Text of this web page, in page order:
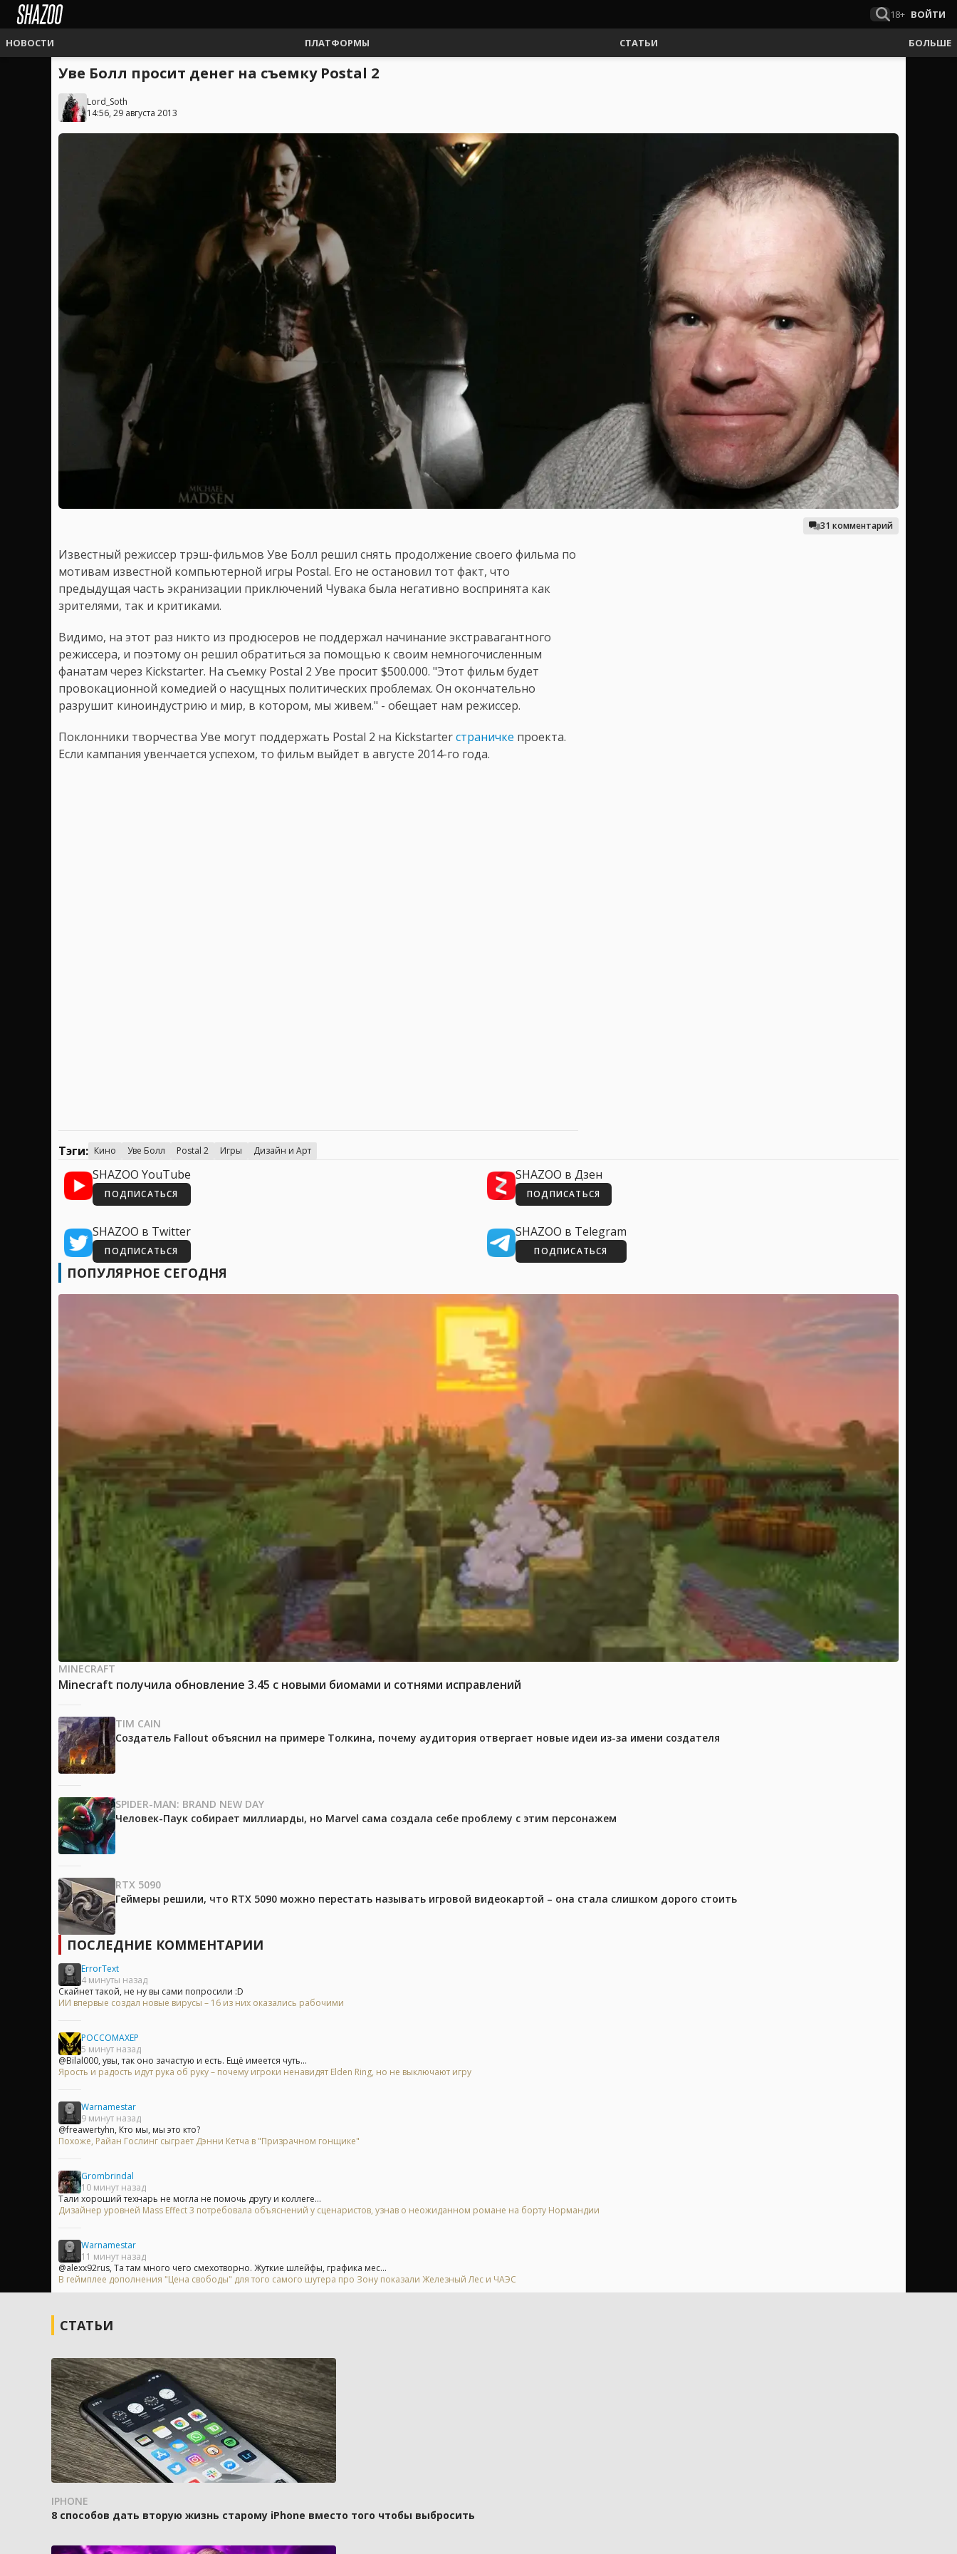
18+ ВОЙТИ
НОВОСТИ ПЛАТФОРМЫ СТАТЬИ БОЛЬШЕ
Уве Болл просит денег на съемку Postal 2
Lord_Soth
14:56, 29 августа 2013
31 комментарий
Известный режиссер трэш-фильмов Уве Болл решил снять продолжение своего фильма по
мотивам известной компьютерной игры Postal. Его не остановил тот факт, что
предыдущая часть экранизации приключений Чувака была негативно воспринята как
зрителями, так и критиками.
Видимо, на этот раз никто из продюсеров не поддержал начинание экстравагантного
режиссера, и поэтому он решил обратиться за помощью к своим немногочисленным
фанатам через Kickstarter. На съемку Postal 2 Уве просит $500.000. "Этот фильм будет
провокационной комедией о насущных политических проблемах. Он окончательно
разрушит киноиндустрию и мир, в котором, мы живем." - обещает нам режиссер.
Поклонники творчества Уве могут поддержать Postal 2 на Kickstarterстраничке проекта.
Если кампания увенчается успехом, то фильм выйдет в августе 2014-го года.
Тэги: Кино Уве Болл Postal 2 Игры Дизайн и Арт
SHAZOO YouTube
ПОДПИСАТЬСЯ
SHAZOO в Дзен
ПОДПИСАТЬСЯ
SHAZOO в Twitter
ПОДПИСАТЬСЯ
SHAZOO в Telegram
ПОДПИСАТЬСЯ
ПОПУЛЯРНОЕ СЕГОДНЯ
MINECRAFT
Minecraft получила обновление 3.45 с новыми биомами и сотнями исправлений
TIM CAIN
Создатель Fallout объяснил на примере Толкина, почему аудитория отвергает новые идеи из-за имени создателя
SPIDER-MAN: BRAND NEW DAY
Человек-Паук собирает миллиарды, но Marvel сама создала себе проблему с этим персонажем
RTX 5090
Геймеры решили, что RTX 5090 можно перестать называть игровой видеокартой – она стала слишком дорого стоить
ПОСЛЕДНИЕ КОММЕНТАРИИ
ErrorText
4 минуты назад
Скайнет такой, не ну вы сами попросили :D
ИИ впервые создал новые вирусы – 16 из них оказались рабочими
POCCOMAXEP
5 минут назад
@Bilal000, увы, так оно зачастую и есть. Ещё имеется чуть...
Ярость и радость идут рука об руку – почему игроки ненавидят Elden Ring, но не выключают игру
Warnamestar
9 минут назад
@freawertyhn, Кто мы, мы это кто?
Похоже, Райан Гослинг сыграет Дэнни Кетча в "Призрачном гонщике"
Grombrindal
10 минут назад
Тали хороший технарь не могла не помочь другу и коллеге...
Дизайнер уровней Mass Effect 3 потребовала объяснений у сценаристов, узнав о неожиданном романе на борту Нормандии
Warnamestar
11 минут назад
@alexx92rus, Та там много чего смехотворно. Жуткие шлейфы, графика мес...
В геймплее дополнения "Цена свободы" для того самого шутера про Зону показали Железный Лес и ЧАЭС
СТАТЬИ
IPHONE
8 способов дать вторую жизнь старому iPhone вместо того чтобы выбросить